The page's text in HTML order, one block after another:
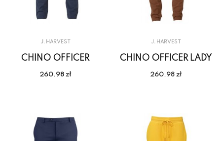
J. HARVEST
CHINO OFFICER
260.98 zł
J. HARVEST
CHINO OFFICER LADY
260.98 zł